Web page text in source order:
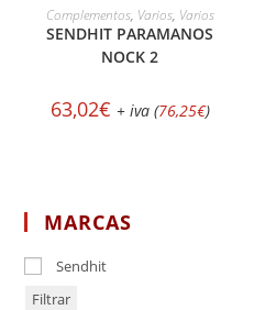
AÑADIR AL CARRITO
Complementos, Varios, Varios
SENDHIT PARAMANOS
NOCK 2
63,02€ + iva (76,25€)
MARCAS
Sendhit
Filtrar